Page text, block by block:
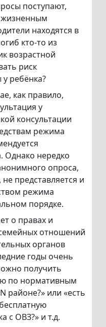
поступают,
находятся в
кто-то из
возрастной
риск
ребёнка?
как правило,
у
консультации
режима
Однако нередко
опроса,
представляется и
режима
порядке.
о правах и
отношений
органов
годы очень
получить
по нормативным
районе?» или «есть
с ОВЗ?» и т.д.